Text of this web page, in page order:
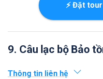
⚡ Đặt
9. Câu lạc bộ Bảo
Thông tin liên hệ